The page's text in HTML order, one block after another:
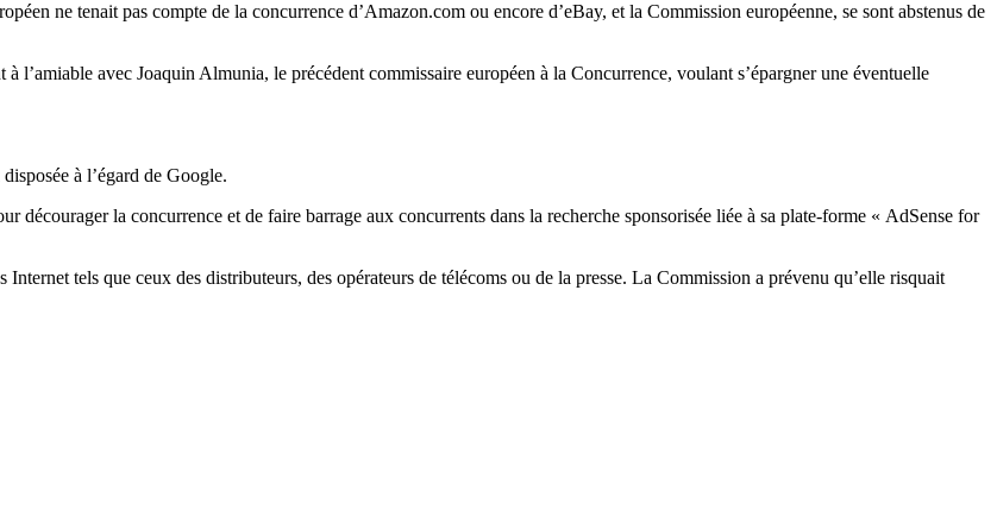
ne tenait pas compte de la concurrence d’Amazon.com ou encore d’eBay, et la Commission européenne, se sont abstenus de
l’amiable avec Joaquin Almunia, le précédent commissaire européen à la Concurrence, voulant s’épargner une éventuelle
à l’égard de Google.
décourager la concurrence et de faire barrage aux concurrents dans la recherche sponsorisée liée à sa plate-forme « AdSense for
tels que ceux des distributeurs, des opérateurs de télécoms ou de la presse. La Commission a prévenu qu’elle risquait